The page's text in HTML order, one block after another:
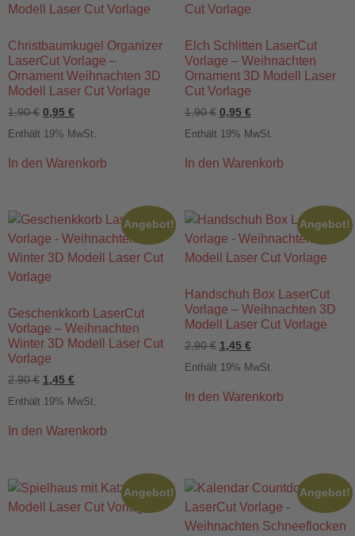
Christbaumkugel Organizer
LaserCut Vorlage –
Ornament Weihnachten 3D
Modell Laser Cut Vorlage
1,90€ 0,95 €
Enthält 19% MwSt.
In den Warenkorb
Elch Schlitten LaserCut
Vorlage – Weihnachten
Ornament 3D Modell Laser
Cut Vorlage
1,90€ 0,95 €
Enthält 19% MwSt.
In den Warenkorb
Angebot!
Geschenkkorb LaserCut
Vorlage – Weihnachten
Winter 3D Modell Laser Cut
Vorlage
2,90€ 1,45 €
Enthält 19% MwSt.
In den Warenkorb
Angebot!
Handschuh Box LaserCut
Vorlage – Weihnachten 3D
Modell Laser Cut Vorlage
2,90€ 1,45 €
Enthält 19% MwSt.
In den Warenkorb
Angebot! Angebot!